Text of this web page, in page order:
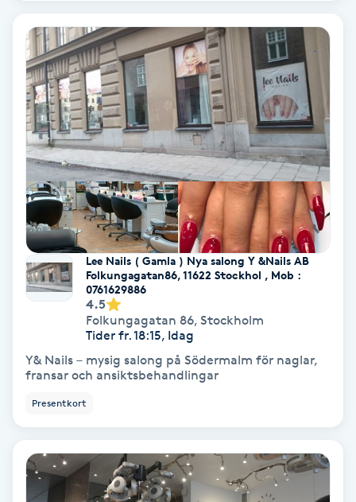
Spraytan
Stylist
Sugaring
Svensk massage
Svettbehandling
Tuina-massage
Taktil massage
Tatuering
Lee Nails ( Gamla ) Nya salong Y &Nails AB
Folkungagatan86, 11622 Stockhol , Mob :
0761629886
4.5
Folkungagatan 86, Stockholm
Tider fr. 18:15, Idag
Y& Nails – mysig salong på Södermalm för naglar,
fransar och ansiktsbehandlingar
Presentkort